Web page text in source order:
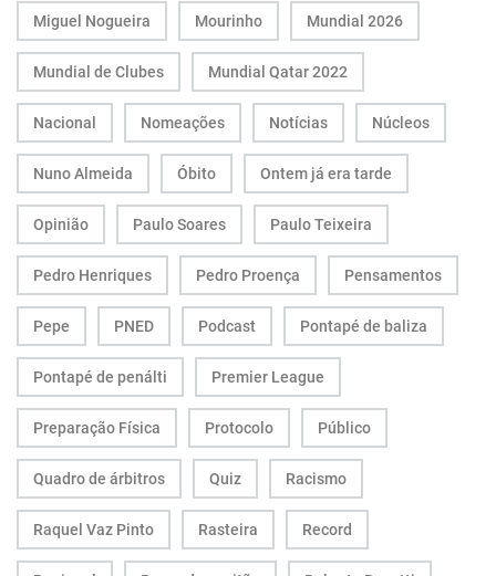
Miguel Nogueira Mourinho Mundial 2026
Mundial de Clubes Mundial Qatar 2022
Nacional Nomeações Notícias Núcleos
Nuno Almeida Óbito Ontem já era tarde
Opinião Paulo Soares Paulo Teixeira
Pedro Henriques Pedro Proença Pensamentos
Pepe PNED Podcast Pontapé de baliza
Pontapé de penálti Premier League
Preparação Física Protocolo Público
Quadro de árbitros Quiz Racismo
Raquel Vaz Pinto Rasteira Record